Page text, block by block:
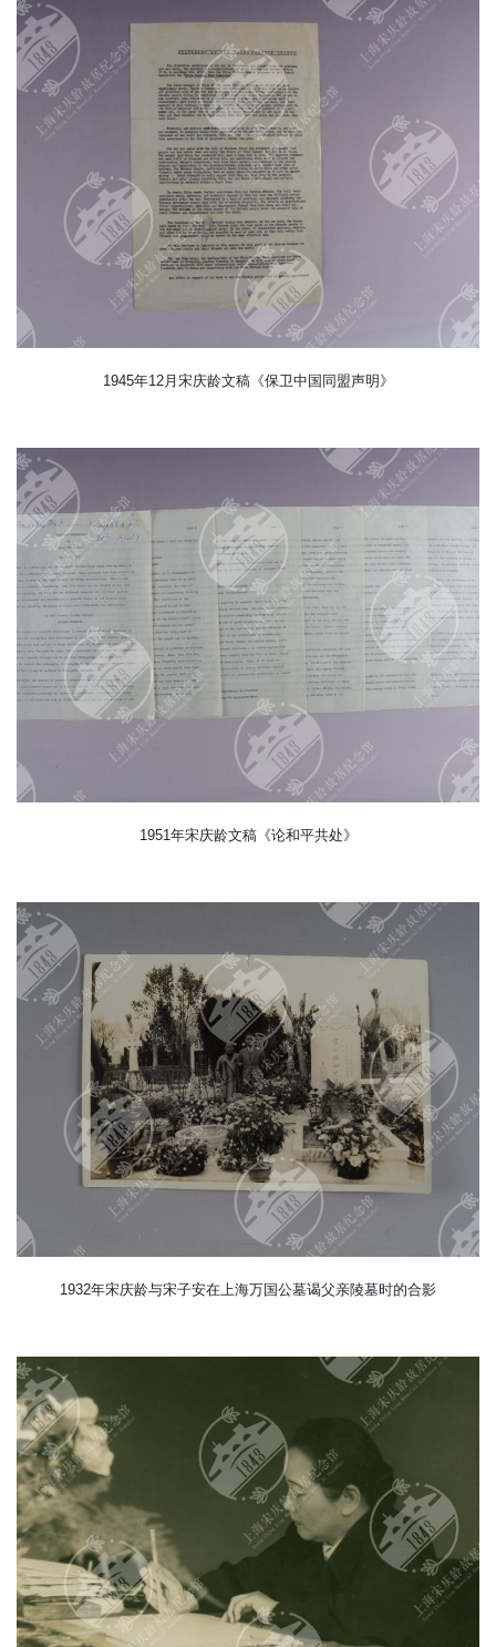
1945年12月宋庆龄文稿《保卫中国同盟声明》
1951年宋庆龄文稿《论和平共处》
1932年宋庆龄与宋子安在上海万国公墓谒父亲陵墓时的合影